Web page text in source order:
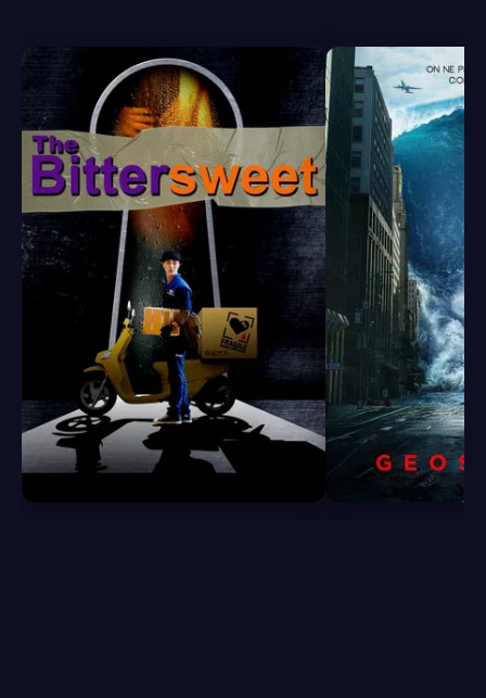
6.3 6.1